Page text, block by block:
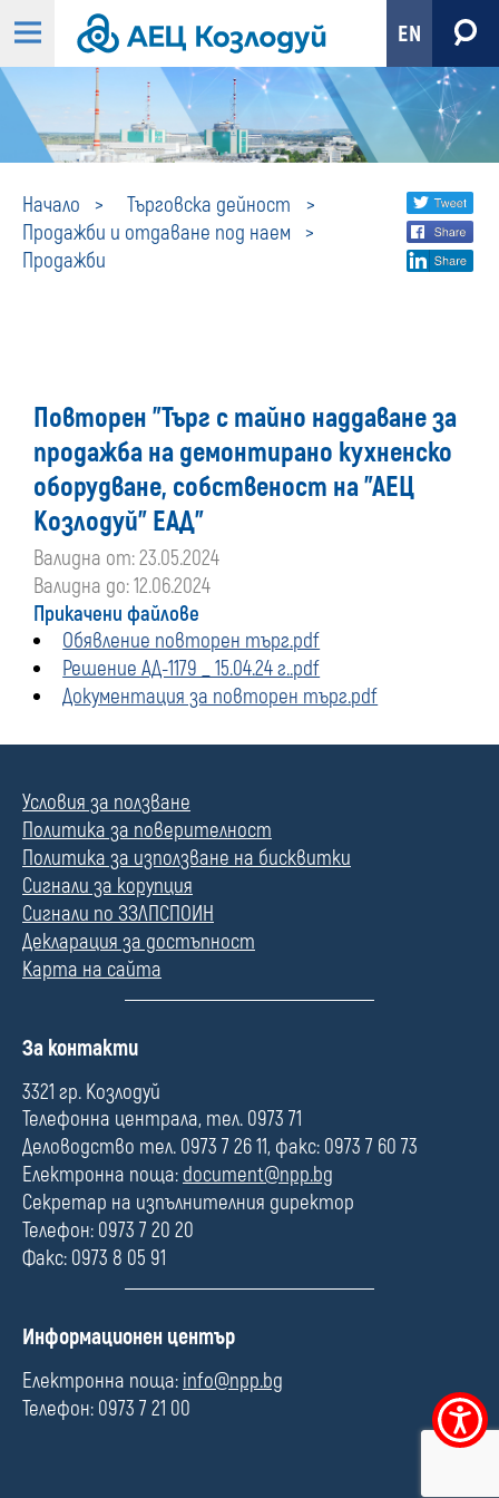
Меню
за
EN
Начало
Търговска дейност
Продажби и отдаване под наем
Продажби
ПродажбиShare
social
Повторен "Търг с тайно наддаване за
продажба на демонтирано кухненско
оборудване, собственост на "АЕЦ
Козлодуй" ЕАД"
Валидна от: 23.05.2024
Валидна до: 12.06.2024
Прикачени файлове
Обявление повторeн търг.pdf
Решение АД-1179 _ 15.04.24 г..pdf
Документация за повторен търг.pdf
Условия за ползване
Политика за поверителност
Политика за използване на бисквитки
Сигнали за корупция
Сигнали по ЗЗЛПСПОИН
Декларация за достъпност
Карта на сайта
П
л
е
За контакти
3321 гр. Козлодуй
Телефонна централа, тел. 0973 71
Деловодство тел. 0973 7 26 11, факс: 0973 7 60 73
Електронна поща: document@npp.bg
Секретар на изпълнителния директор
Телефон: 0973 7 20 20
Факс: 0973 8 05 91
П
л
е
Информационен център
Електронна поща: info@npp.bg
Телефон: 0973 7 21 00